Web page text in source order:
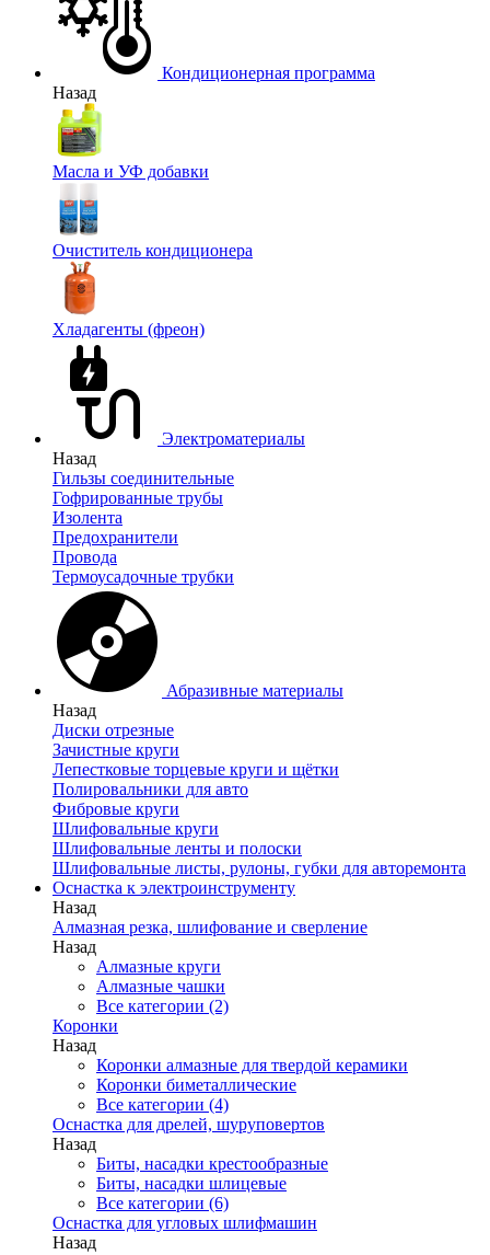
Кондиционерная программа
Назад
Масла и УФ добавки
Очиститель кондиционера
Хладагенты (фреон)
Электроматериалы
Назад
Гильзы соединительные
Гофрированные трубы
Изолента
Предохранители
Провода
Термоусадочные трубки
Абразивные материалы
Назад
Диски отрезные
Зачистные круги
Лепестковые торцевые круги и щётки
Полировальники для авто
Фибровые круги
Шлифовальные круги
Шлифовальные ленты и полоски
Шлифовальные листы, рулоны, губки для авторемонта
Оснастка к электроинструменту
Назад
Алмазная резка, шлифование и сверление
Назад
Алмазные круги
Алмазные чашки
Все категории (2)
Коронки
Назад
Коронки алмазные для твердой керамики
Коронки биметаллические
Все категории (4)
Оснастка для дрелей, шуруповертов
Назад
Биты, насадки крестообразные
Биты, насадки шлицевые
Все категории (6)
Оснастка для угловых шлифмашин
Назад